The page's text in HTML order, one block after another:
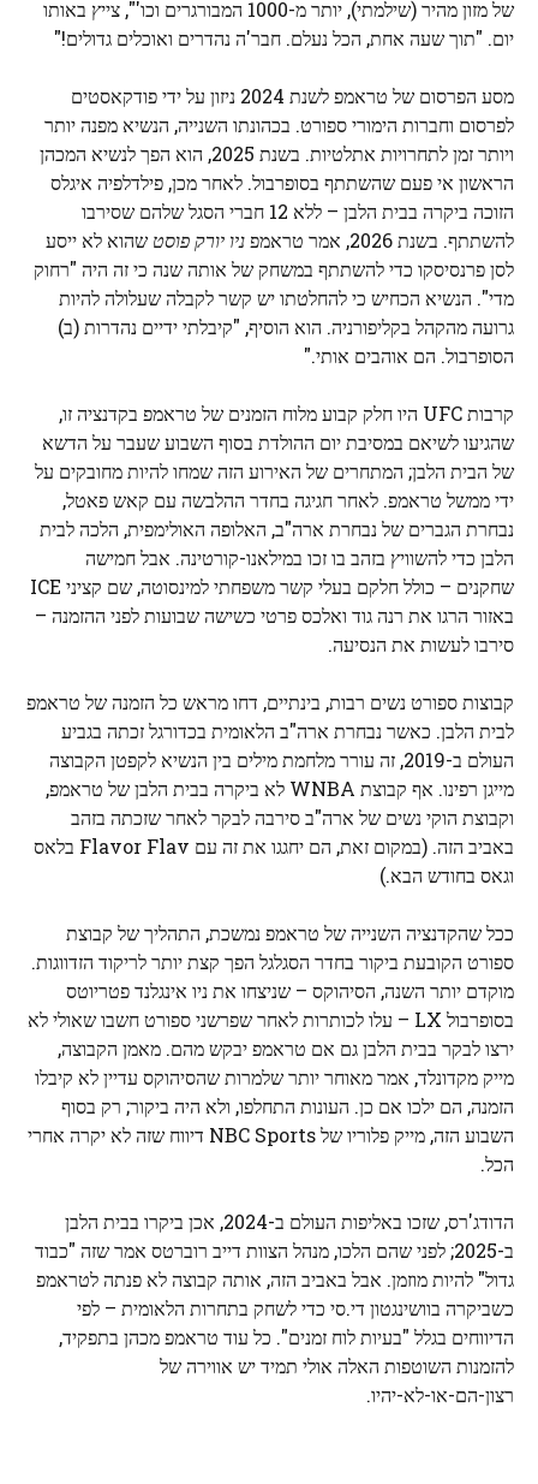
של מזון מהיר (שילמתי), יותר מ-1000 המבורגרים וכו'", צייץ באותו
יום. "תוך שעה אחת, הכל נעלם. חבר'ה נהדרים ואוכלים גדולים!"
מסע הפרסום של טראמפ לשנת 2024 ניזון על ידי פודקאסטים
לפרסום וחברות הימורי ספורט. בכהונתו השנייה, הנשיא מפנה יותר
ויותר זמן לתחרויות אתלטיות. בשנת 2025, הוא הפך לנשיא המכהן
הראשון אי פעם שהשתתף בסופרבול. לאחר מכן, פילדלפיה איגלס
הזוכה ביקרה בבית הלבן – ללא 12 חברי הסגל שלהם שסירבו
להשתתף. בשנת 2026, אמר טראמפ
ניו יורק פוסט שהוא לא ייסע
לסן פרנסיסקו כדי להשתתף במשחק של אותה שנה כי זה היה "רחוק
מדי". הנשיא הכחיש כי להחלטתו יש קשר לקבלה שעלולה להיות
גרועה מהקהל בקליפורניה. הוא הוסיף, "קיבלתי ידיים נהדרות (ב)
הסופרבול. הם אוהבים אותי."
קרבות UFC היו חלק קבוע מלוח הזמנים של טראמפ בקדנציה זו,
שהגיעו לשיאם במסיבת יום ההולדת בסוף השבוע שעבר על הדשא
של הבית הלבן; המתחרים של האירוע הזה שמחו להיות מחובקים על
ידי ממשל טראמפ. לאחר חגיגה בחדר ההלבשה עם קאש פאטל,
נבחרת הגברים של נבחרת ארה"ב, האלופה האולימפית, הלכה לבית
הלבן כדי להשוויץ בזהב בו זכו במילאנו-קורטינה. אבל חמישה
שחקנים – כולל חלקם בעלי קשר משפחתי למינסוטה, שם קציני ICE
באזור הרגו את רנה גוד ואלכס פרטי כשישה שבועות לפני ההזמנה –
סירבו לעשות את הנסיעה.
קבוצות ספורט נשים רבות, בינתיים, דחו מראש כל הזמנה של טראמפ
לבית הלבן. כאשר נבחרת ארה"ב הלאומית בכדורגל זכתה בגביע
העולם ב-2019, זה עורר מלחמת מילים בין הנשיא לקפטן הקבוצה
מייגן רפינו. אף קבוצת WNBA לא ביקרה בבית הלבן של טראמפ,
וקבוצת הוקי נשים של ארה"ב סירבה לבקר לאחר שזכתה בזהב
באביב הזה. (במקום זאת, הם יחגגו את זה עם Flavor Flav בלאס
וגאס בחודש הבא.)
ככל שהקדנציה השנייה של טראמפ נמשכת, התהליך של קבוצת
ספורט הקובעת ביקור בחדר הסגלגל הפך קצת יותר לריקוד הזדווגות.
מוקדם יותר השנה, הסיהוקס – שניצחו את ניו אינגלנד פטריוטס
בסופרבול LX – עלו לכותרות לאחר שפרשני ספורט חשבו שאולי לא
ירצו לבקר בבית הלבן גם אם טראמפ יבקש מהם. מאמן הקבוצה,
מייק מקדונלד, אמר מאוחר יותר שלמרות שהסיהוקס עדיין לא קיבלו
הזמנה, הם ילכו אם כן. העונות התחלפו, ולא היה ביקור; רק בסוף
השבוע הזה, מייק פלוריו של NBC Sports דיווח שזה לא יקרה אחרי
הכל.
הדודג'רס, שזכו באליפות העולם ב-2024, אכן ביקרו בבית הלבן
ב-2025; לפני שהם הלכו, מנהל הצוות דייב רוברטס אמר שזה "כבוד
גדול" להיות מוזמן. אבל באביב הזה, אותה קבוצה לא פנתה לטראמפ
כשביקרה בוושינגטון די.סי כדי לשחק בתחרות הלאומית – לפי
הדיווחים בגלל "בעיות לוח זמנים". כל עוד טראמפ מכהן בתפקיד,
להזמנות השוטפות האלה אולי תמיד יש אווירה של
רצון-הם-או-לא-יהיו.